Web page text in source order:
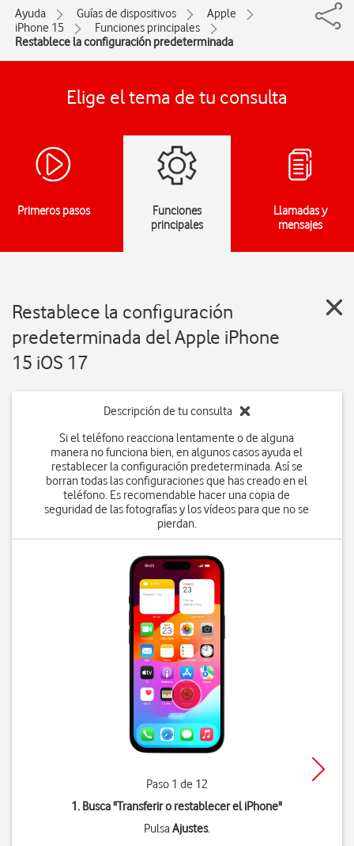
Ayuda Guías de dispositivos
Apple
iPhone 15
Funciones principales
Restablece la configuración predeterminada
Elige el tema de tu consulta
Primeros pasos
Funciones
principales
Llamadas y
mensajes
Restablece la configuración
predeterminada del Apple iPhone
15 iOS 17
Descripción de tu consulta
Si el teléfono reacciona lentamente o de alguna
manera no funciona bien, en algunos casos ayuda el
restablecer la configuración predeterminada. Así se
borran todas las configuraciones que has creado en el
teléfono. Es recomendable hacer una copia de
seguridad de las fotografías y los vídeos para que no se
pierdan.
Paso 1 de 12
1. Busca "Transferir o restablecer el iPhone"
PulsaAjustes.